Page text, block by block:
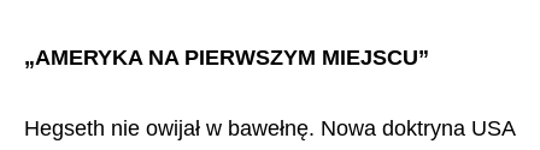
„AMERYKA NA PIERWSZYM MIEJSCU”
Hegseth nie owijał w bawełnę. Nowa doktryna USA